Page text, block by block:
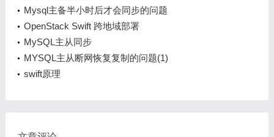
Mysql主备半小时后才会同步的问题
OpenStack Swift 跨地域部署
MySQL主从同步
MYSQL主从断网恢复复制的问题(1)
swift原理